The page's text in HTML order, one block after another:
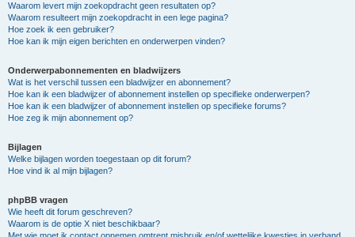
Waarom levert mijn zoekopdracht geen resultaten op?
Waarom resulteert mijn zoekopdracht in een lege pagina?
Hoe zoek ik een gebruiker?
Hoe kan ik mijn eigen berichten en onderwerpen vinden?
Onderwerpabonnementen en bladwijzers
Wat is het verschil tussen een bladwijzer en abonnement?
Hoe kan ik een bladwijzer of abonnement instellen op specifieke onderwerpen?
Hoe kan ik een bladwijzer of abonnement instellen op specifieke forums?
Hoe zeg ik mijn abonnement op?
Bijlagen
Welke bijlagen worden toegestaan op dit forum?
Hoe vind ik al mijn bijlagen?
phpBB vragen
Wie heeft dit forum geschreven?
Waarom is de optie X niet beschikbaar?